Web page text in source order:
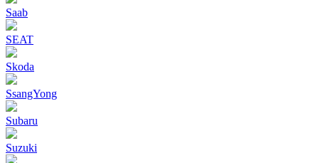
Saab
SEAT
Skoda
SsangYong
Subaru
Suzuki